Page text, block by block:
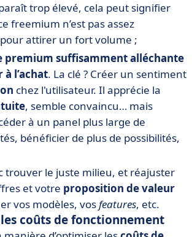
trop élevé, cela peut signifier
freemium n’est pas assez
attirer un fort volume ;
premium suffisamment alléchante
l’achat. La clé ? Créer un sentiment
chez l'utilisateur. Il apprécie la
, semble convaincu… mais
à un panel plus large de
bénéficier de plus de possibilités,
trouver le juste milieu, et réajuster
et votre proposition de valeur
vos modèles, vosfeatures, etc.
coûts de fonctionnement